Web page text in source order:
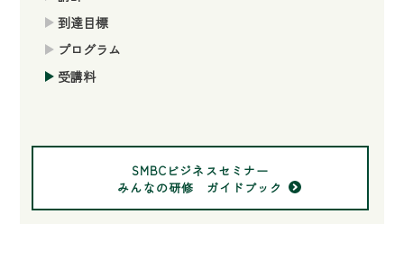
到達目標
プログラム
受講料
SMBCビジネスセミナー
みんなの研修 ガイドブック